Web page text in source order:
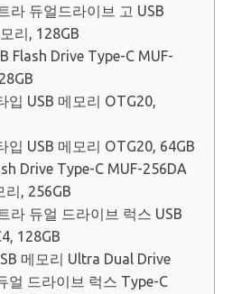
라 듀얼드라이브 고 USB
리, 128GB
Flash Drive Type-C MUF-
입 USB 메모리 OTG20,
입 USB 메모리 OTG20, 64GB
Drive Type-C MUF-256DA
리, 256GB
라 듀얼 드라이브 럭스 USB
128GB
메모리 Ultra Dual Drive
얼 드라이브 럭스 Type-C